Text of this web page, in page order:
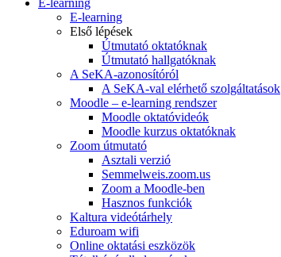
E-learning
E-learning
Első lépések
Útmutató oktatóknak
Útmutató hallgatóknak
A SeKA-azonosítóról
A SeKA-val elérhető szolgáltatások
Moodle – e-learning rendszer
Moodle oktatóvideók
Moodle kurzus oktatóknak
Zoom útmutató
Asztali verzió
Semmelweis.zoom.us
Zoom a Moodle-ben
Hasznos funkciók
Kaltura videótárhely
Eduroam wifi
Online oktatási eszközök